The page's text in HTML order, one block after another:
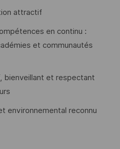
attractif
en continu :
et communautés
bienveillant et respectant
environnemental reconnu